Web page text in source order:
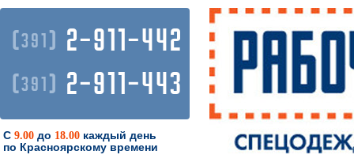
(391) 2-911-442
(391) 2-911-443
С 9.00 до 18.00 каждый день
по Красноярскому времени